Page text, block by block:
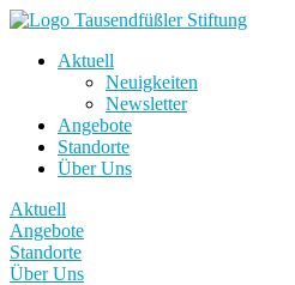
Aktuell
Neuigkeiten
Newsletter
Angebote
Standorte
Über Uns
Aktuell
Angebote
Standorte
Über Uns